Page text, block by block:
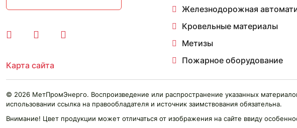
Карта сайта
Железнодорожная
Кровельные материалы
Метизы
Пожарное оборудование
© 2026 МетПромЭнерго. Воспроизведение или распространение указанных
использовании ссылка на правообладателя и источник заимствования обязательна.
Внимание! Цвет продукции может отличаться от изображения на сайте ввиду